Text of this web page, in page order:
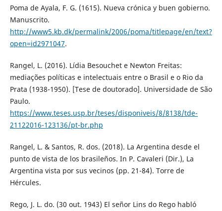
Poma de Ayala, F. G. (1615). Nueva crónica y buen gobierno.
Manuscrito.
http://www5.kb.dk/permalink/2006/poma/titlepage/en/text?
open=id2971047.
Rangel, L. (2016). Lídia Besouchet e Newton Freitas:
mediações políticas e intelectuais entre o Brasil e o Rio da
Prata (1938-1950). [Tese de doutorado]. Universidade de São
Paulo.
https://www.teses.usp.br/teses/disponiveis/8/8138/tde-
21122016-123136/pt-br.php
Rangel, L. & Santos, R. dos. (2018). La Argentina desde el
punto de vista de los brasileños. In P. Cavaleri (Dir.), La
Argentina vista por sus vecinos (pp. 21-84). Torre de
Hércules.
Rego, J. L. do. (30 out. 1943) El señor Lins do Rego habló